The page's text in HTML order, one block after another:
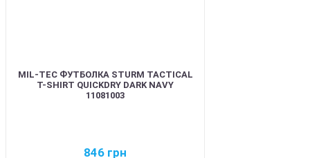
MIL-TEC ФУТБОЛКА STURM TACTICAL
T-SHIRT QUICKDRY DARK NAVY
11081003
846 грн